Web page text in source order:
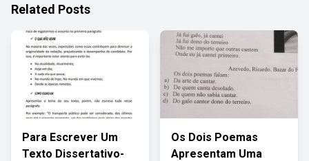
Related Posts
Para Escrever Um
Texto Dissertativo-
Os Dois Poemas
Apresentam Uma